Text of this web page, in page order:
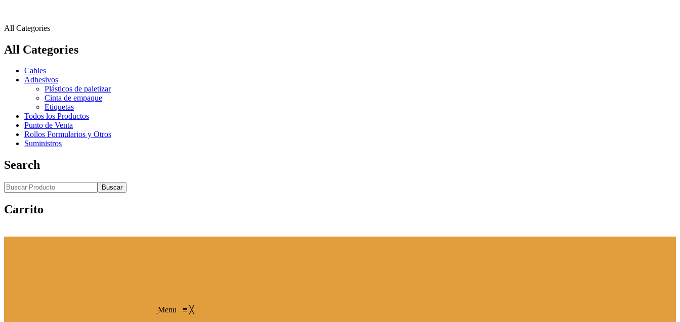
All Categories
All Categories
Cables
Adhesivos
Plásticos de paletizar
Cinta de empaque
Etiquetas
Todos los Productos
Punto de Venta
Rollos Formularios y Otros
Suministros
Search
Buscar
Carrito
Menu ≡ ╳